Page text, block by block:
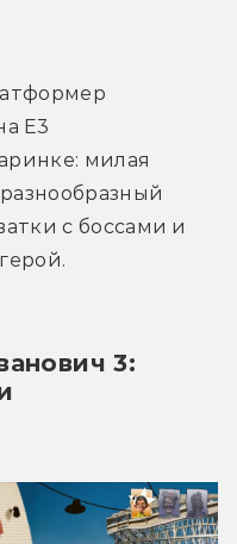
Е3
милая
с боссами и
3: